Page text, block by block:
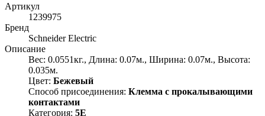
Артикул
1239975
Бренд
Schneider Electric
Описание
Вес: 0.0551кг., Длина: 0.07м., Ширина: 0.07м., Высота:
0.035м.
Цвет: Бежевый
Способ присоединения: Клемма с прокалывающими
контактами
Категория: 5E